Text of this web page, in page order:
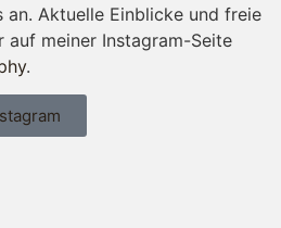
Aktuelle Einblicke und freie
auf meiner Instagram-Seite
.